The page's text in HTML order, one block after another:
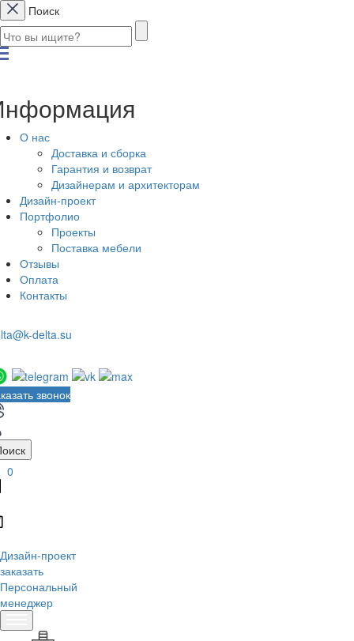
Поиск
О нас
Доставка и сборка
Гарантия и возврат
Дизайнерам и архитекторам
Дизайн-проект
Портфолио
Проекты
Поставка мебели
Отзывы
Оплата
Контакты
delta.su
звонок
0
Дизайн-проект
заказать
Персональный
менеджер